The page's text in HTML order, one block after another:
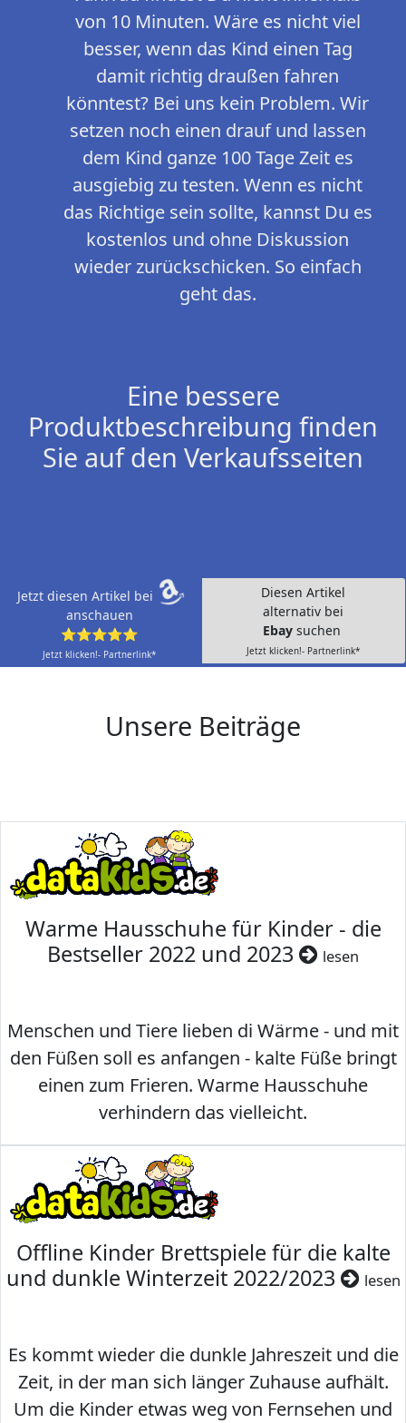
von 10 Minuten. Wäre es nicht viel
besser, wenn das Kind einen Tag
damit richtig draußen fahren
könntest? Bei uns kein Problem. Wir
setzen noch einen drauf und lassen
dem Kind ganze 100 Tage Zeit es
ausgiebig zu testen. Wenn es nicht
das Richtige sein sollte, kannst Du es
kostenlos und ohne Diskussion
wieder zurückschicken. So einfach
geht das.
Eine bessere
Produktbeschreibung finden
Sie auf den Verkaufsseiten
Jetzt diesen Artikel bei
anschauen
⭐⭐⭐⭐⭐
Jetzt klicken!- Partnerlink*
Diesen Artikel
alternativ bei
Ebay suchen
Jetzt klicken!- Partnerlink*
Unsere Beiträge
Warme Hausschuhe für Kinder - die
Bestseller 2022 und 2023
lesen
Menschen und Tiere lieben di Wärme - und mit
den Füßen soll es anfangen - kalte Füße bringt
einen zum Frieren. Warme Hausschuhe
verhindern das vielleicht.
Offline Kinder Brettspiele für die kalte
und dunkle Winterzeit 2022/2023
lesen
Es kommt wieder die dunkle Jahreszeit und die
Zeit, in der man sich länger Zuhause aufhält.
Um die Kinder etwas weg von Fernsehen und